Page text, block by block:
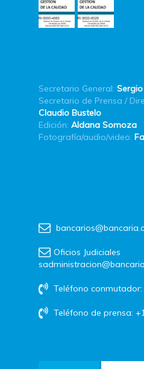
Secretario General:
Secretario de Prensa /
Claudio Bustelo
Edición: Aldana Somoza
Fotografía/audio/video:
Oficios Judiciales
Teléfono conmutador:
Teléfono de prensa: